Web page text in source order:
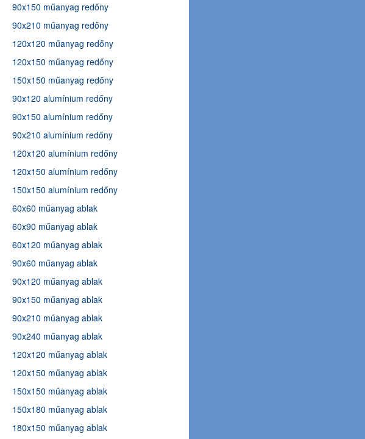
90x150 műanyag redőny
90x210 műanyag redőny
120x120 műanyag redőny
120x150 műanyag redőny
150x150 műanyag redőny
90x120 alumínium redőny
90x150 alumínium redőny
90x210 alumínium redőny
120x120 alumínium redőny
120x150 alumínium redőny
150x150 alumínium redőny
60x60 műanyag ablak
60x90 műanyag ablak
60x120 műanyag ablak
90x60 műanyag ablak
90x120 műanyag ablak
90x150 műanyag ablak
90x210 műanyag ablak
90x240 műanyag ablak
120x120 műanyag ablak
120x150 műanyag ablak
150x150 műanyag ablak
150x180 műanyag ablak
180x150 műanyag ablak